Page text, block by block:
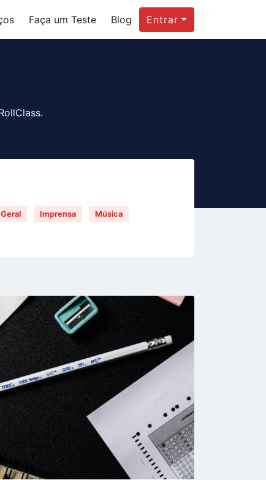
Faça um Teste Blog Entrar
Geral Imprensa Música